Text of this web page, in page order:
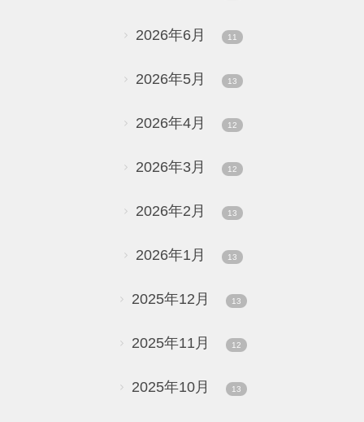
2026年6月 11
2026年5月 13
2026年4月 12
2026年3月 12
2026年2月 13
2026年1月 13
2025年12月 13
2025年11月 12
2025年10月 13